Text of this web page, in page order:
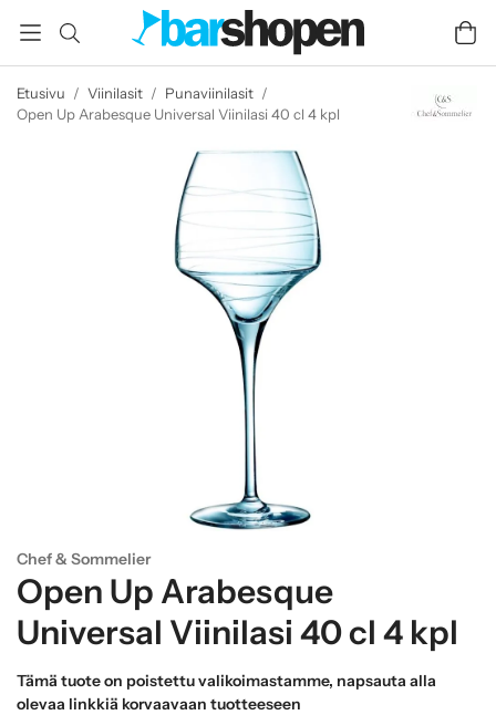
Etusivu / Viinilasit / Punaviinilasit /
Open Up Arabesque Universal Viinilasi 40 cl 4 kpl
Chef & Sommelier
Open Up Arabesque
Universal Viinilasi 40 cl 4 kpl
Tämä tuote on poistettu valikoimastamme, napsauta alla
olevaa linkkiä korvaavaan tuotteeseen